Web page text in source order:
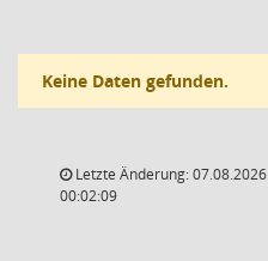
Keine Daten gefunden.
Letzte Änderung: 07.08.2026
00:02:09